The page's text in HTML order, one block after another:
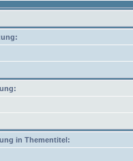
in Thementitel: